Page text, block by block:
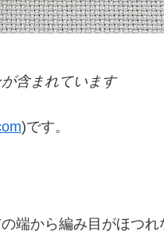
含まれています
)です。
端から編み目がほつれ